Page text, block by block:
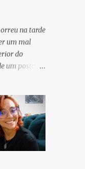
na tarde
um mal
do
um posto de
da
por
de que
dentro de
foram